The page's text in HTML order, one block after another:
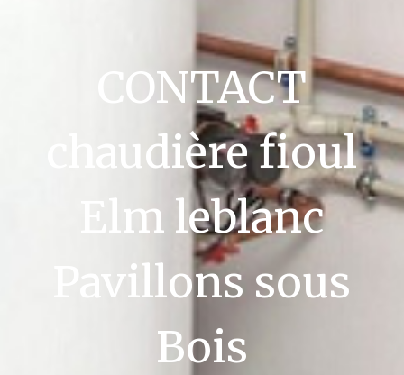
CONTACT
chaudière fioul
Elm leblanc
Pavillons sous
Bois